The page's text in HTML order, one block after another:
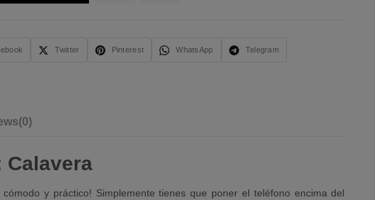
Twitter Pinterest WhatsApp Telegram
(0)
y práctico! Simplemente tienes que poner el teléfono encima del